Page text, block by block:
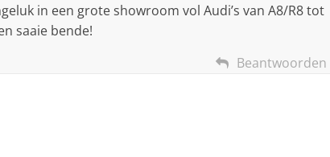
in een grote showroom vol Audi’s van A8/R8 tot
saaie bende!
Beantwoorden